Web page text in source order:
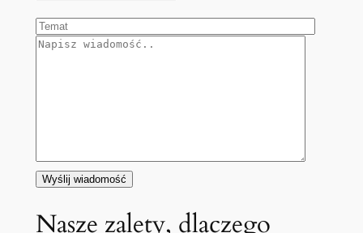
Nasze zalety, dlaczego